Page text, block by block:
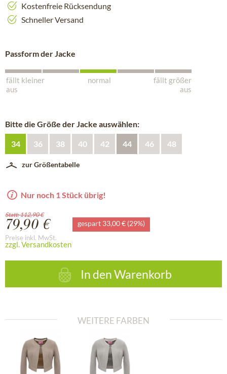
Kostenfreie Rücksendung
Schneller Versand
Passform der Jacke
fällt kleiner
aus
normal
fällt größer
aus
Bitte die Größe der Jacke auswählen:
34 36 38 40 42 44 46 48
zur Größentabelle
Nur noch 1 Stück übrig!
Statt: 112,90 €
79,90 € gespart 33,00 € (29%)
Preise inkl. MwSt.
zzgl. Versandkosten
In denWarenkorb
WEITERE FARBEN